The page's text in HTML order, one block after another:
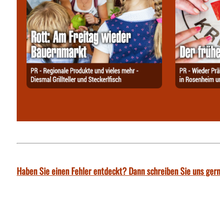
Haben Sie einen Fehler entdeckt? Dann schreiben Sie uns